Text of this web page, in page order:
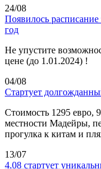
24/08
Появилось
год
Не упустите
цене (до 1.01.2024) !
04/08
Стартует
Стоимость 1295 евро,
местности Мадейры,
прогулка к китам и
13/07
4.08 стартует